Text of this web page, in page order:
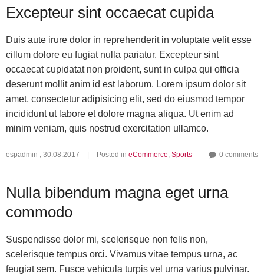
Excepteur sint occaecat cupida
Duis aute irure dolor in reprehenderit in voluptate velit esse
cillum dolore eu fugiat nulla pariatur. Excepteur sint
occaecat cupidatat non proident, sunt in culpa qui officia
deserunt mollit anim id est laborum. Lorem ipsum dolor sit
amet, consectetur adipisicing elit, sed do eiusmod tempor
incididunt ut labore et dolore magna aliqua. Ut enim ad
minim veniam, quis nostrud exercitation ullamco.
espadmin 30.08.2017 | Posted in eCommerce Sports 0 comments
Nulla bibendum magna eget urna
commodo
Suspendisse dolor mi, scelerisque non felis non,
scelerisque tempus orci. Vivamus vitae tempus urna, ac
feugiat sem. Fusce vehicula turpis vel urna varius pulvinar.